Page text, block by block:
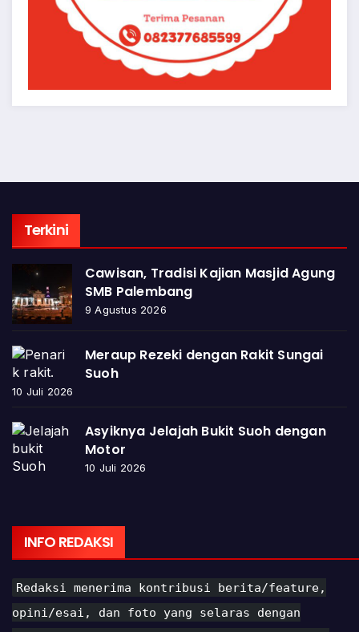
Terkini
Cawisan, Tradisi Kajian Masjid Agung
SMB Palembang
9 Agustus 2026
Meraup Rezeki dengan Rakit Sungai
Suoh
10 Juli 2026
Asyiknya Jelajah Bukit Suoh dengan
Motor
10 Juli 2026
INFO REDAKSI
Redaksi menerima kontribusi berita/feature,
opini/esai, dan foto yang selaras dengan